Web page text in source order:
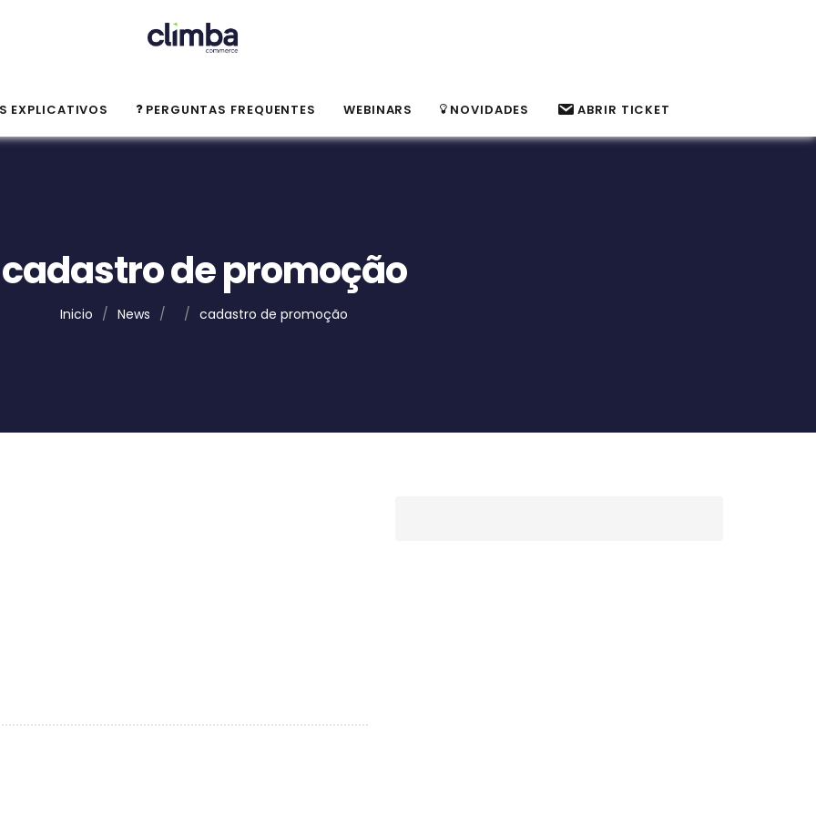
EXPLICATIVOS PERGUNTAS FREQUENTES WEBINARS NOVIDADES ABRIR TICKET
cadastro de promoção
Inicio / News / / cadastro de promoção